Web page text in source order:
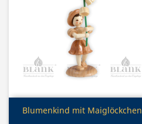
Vorschau
Blumenkind mit Maiglöckchen